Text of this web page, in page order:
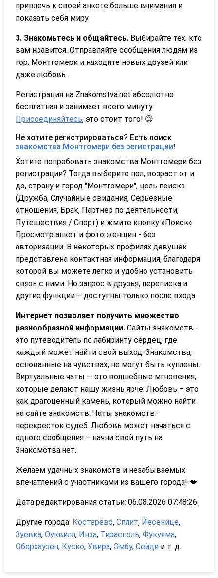
привлечь к своей анкете больше внимания и
показать себя миру.
3. Знакомьтесь и общайтесь. Выбирайте тех, кто
вам нравится. Отправляйте сообщения людям из
гор. Монтгомери и находите новых друзей или
даже любовь.
Регистрация на Znakomstva.net абсолютно
бесплатная и занимает всего минуту.
Присоединяйтесь, это стоит того! 😉
Не хотите регистрироваться? Есть поиск
знакомства Монтгомери без регистрации!
Хотите попробовать знакомства Монтгомери без
регистрации? Тогда выберите пол, возраст от и
до, страну и город "Монтгомери", цель поиска
(Дружба, Случайные свидания, Серьезные
отношения, Брак, Партнер по деятельности,
Путешествия / Спорт) и жмите кнопку «Поиск».
Просмотр анкет и фото женщин - без
авторизации. В некоторых профилях девушек
представлена контактная информация, благодаря
которой вы можете легко и удобно установить
связь с ними. Но запрос в друзья, переписка и
другие функции – доступны только после входа.
Интернет позволяет получить множество
разнообразной информации. Сайты знакомств -
это путеводитель по лабиринту сердец, где
каждый может найти свой выход. Знакомства,
основанные на чувствах, не могут быть куплены.
Виртуальные чаты — это волшебные мгновения,
которые делают нашу жизнь ярче. Любовь – это
как драгоценный камень, который можно найти
на сайте знакомств. Чаты знакомств -
перекресток судеб. Любовь может начаться с
одного сообщения – начни свой путь на
Знакомства.нет.
Желаем удачных знакомств и незабываемых
впечатлений с участниками из вашего города! 💋
Дата редактирования статьи: 06.08.2026 07:48:26.
Другие города: Костерёво, Сплит, Йесенице,
Зуевка, Оуквилл, Инза, Тирасполь, Фукуяма,
Оберхаузен, Куско, Увира, Эмбу, Сейди и т. д.